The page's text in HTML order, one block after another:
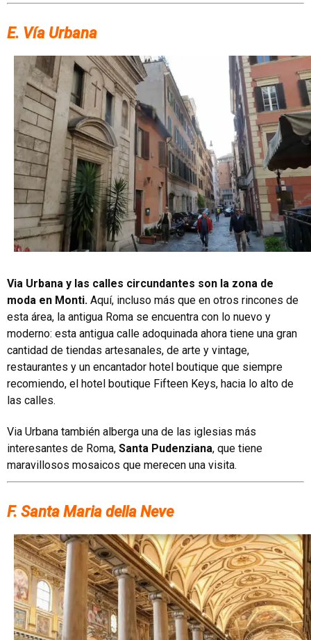
E. Vía Urbana
Via Urbana y las calles circundantes son la zona de
moda en Monti. Aquí, incluso más que en otros rincones de
esta área, la antigua Roma se encuentra con lo nuevo y
moderno: esta antigua calle adoquinada ahora tiene una gran
cantidad de tiendas artesanales, de arte y vintage,
restaurantes y un encantador hotel boutique que siempre
recomiendo, el hotel boutique Fifteen Keys, hacia lo alto de
las calles.
Via Urbana también alberga una de las iglesias más
interesantes de Roma, Santa Pudenziana, que tiene
maravillosos mosaicos que merecen una visita.
F. Santa Maria della Neve